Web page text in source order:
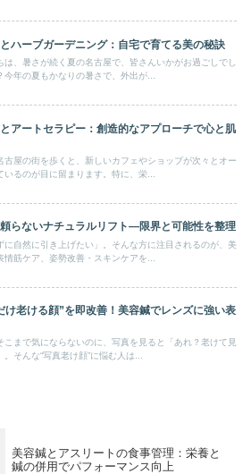
ハーブガーデニング：自宅で育てる美の秘訣
は、暑さが続く夏の名古屋で、皆さんいかがお過ごしでし
今年の夏もかなりの暑さで、外出が...
アートセラピー：創造的なアプローチで心と肌
古屋の街を歩くと、新しいカフェやショップが次々とオー
いるのが目に留まります。特に、栄...
らないナチュラルリフト—限界と可能性を整理
に自然に引き上げたい」。そんな方に注目されるのが、美
情筋ケア、姿勢改善・スキンケアを...
け老ける顔”を即改善！美容鍼でレンズに強い表
こまで気にならないのに、写真を見ると「あれ？老けて見
そんな“写真老け顔”に悩む人は...
美容鍼とアスリートの食事管理：栄養と
鍼の併用でパフォーマンス向上